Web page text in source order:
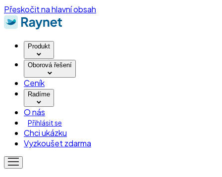
Přeskočit na hlavní obsah
Produkt
Oborová řešení
Ceník
Radíme
O nás
Přihlásit se
Chci ukázku
Vyzkoušet zdarma